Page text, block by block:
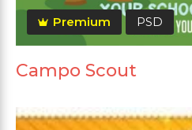
Premium PSD
Campo Scout